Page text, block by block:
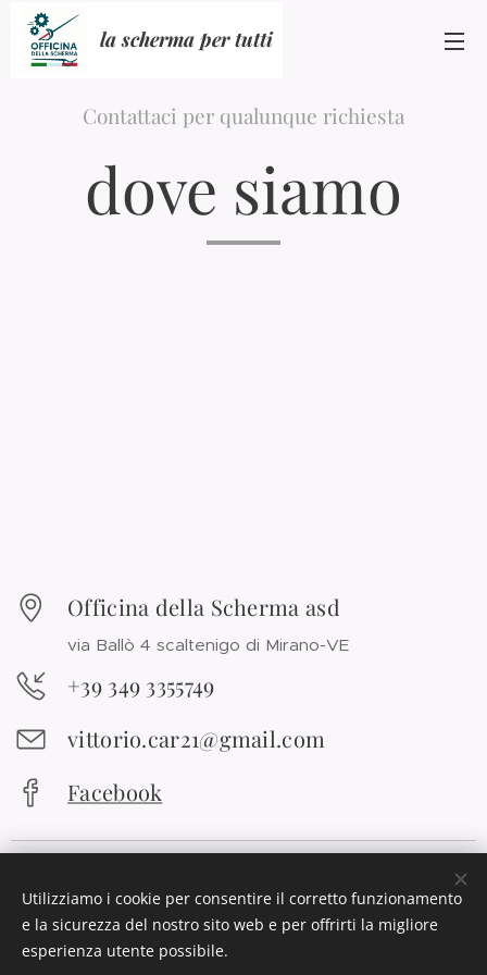
la scherma per tutti
Contattaci per qualunque richiesta
dove siamo
Officina della Scherma asd
via Ballò 4 scaltenigo di Mirano-VE
+39 349 3355749
vittorio.car21@gmail.com
Facebook
Utilizziamo i cookie per consentire il corretto funzionamento
e la sicurezza del nostro sito web e per offrirti la migliore
esperienza utente possibile.